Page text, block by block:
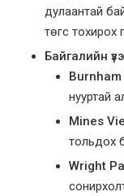
дулаантай
төгс тохирох
Байгалийн
нууртай
Mines
тольдох
Wright